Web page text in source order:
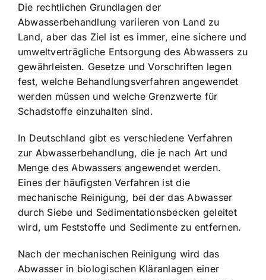
Die rechtlichen Grundlagen der
Abwasserbehandlung variieren von Land zu
Land, aber das Ziel ist es immer, eine sichere und
umweltverträgliche Entsorgung des Abwassers zu
gewährleisten. Gesetze und Vorschriften legen
fest, welche Behandlungsverfahren angewendet
werden müssen und welche Grenzwerte für
Schadstoffe einzuhalten sind.
In Deutschland gibt es verschiedene Verfahren
zur Abwasserbehandlung, die je nach Art und
Menge des Abwassers angewendet werden.
Eines der häufigsten Verfahren ist die
mechanische Reinigung, bei der das Abwasser
durch Siebe und Sedimentationsbecken geleitet
wird, um Feststoffe und Sedimente zu entfernen.
Nach der mechanischen Reinigung wird das
Abwasser in biologischen Kläranlagen einer